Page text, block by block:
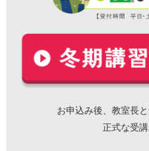
お申込み後、教室長
正式な受講